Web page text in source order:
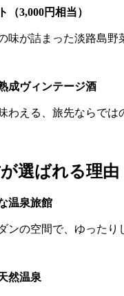
（3,000円相当）
味が詰まった淡路島野
成ヴィンテージ酒
わえる、旅先ならでは
選ばれる理由
温泉旅館
ンの空間で、ゆったり
然温泉